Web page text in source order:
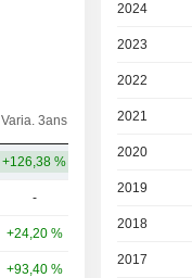
Varia. 3ans Capi.($)
+126,38 %
-
+24,20 %
+93,40 %
2024
2023
2022
2021
2020
2019
2018
2017